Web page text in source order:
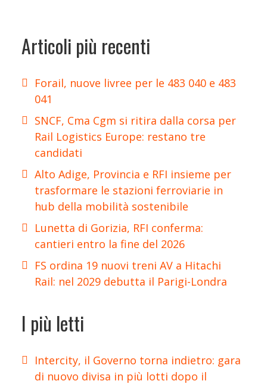
Articoli più recenti
Forail, nuove livree per le 483 040 e 483
041
SNCF, Cma Cgm si ritira dalla corsa per
Rail Logistics Europe: restano tre
candidati
Alto Adige, Provincia e RFI insieme per
trasformare le stazioni ferroviarie in
hub della mobilità sostenibile
Lunetta di Gorizia, RFI conferma:
cantieri entro la fine del 2026
FS ordina 19 nuovi treni AV a Hitachi
Rail: nel 2029 debutta il Parigi-Londra
I più letti
Intercity, il Governo torna indietro: gara
di nuovo divisa in più lotti dopo il